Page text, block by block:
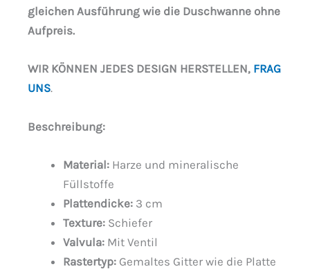
gleichen Ausführung wie die Duschwanne ohne
Aufpreis.
WIR KÖNNEN JEDES DESIGN HERSTELLEN, FRAG
UNS.
Beschreibung:
Material: Harze und mineralische
Füllstoffe
Plattendicke: 3 cm
Texture: Schiefer
Valvula: Mit Ventil
Rastertyp: Gemaltes Gitter wie die Platte